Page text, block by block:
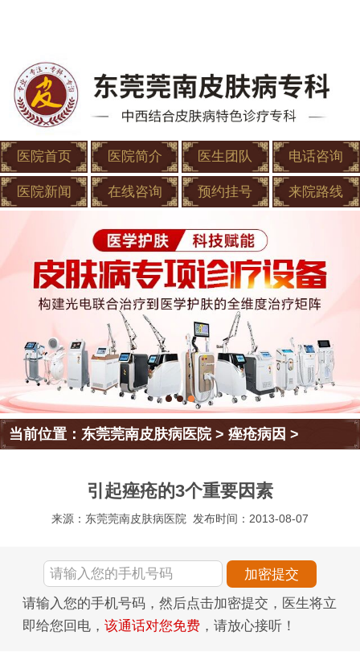
医院首页 医院简介 医生团队 电话咨询
医院新闻 在线咨询 预约挂号 来院路线
当前位置：东莞莞南皮肤病医院>痤疮病因 >
引起痤疮的3个重要因素
来源：东莞莞南皮肤病医院 发布时间：2013-08-07
请输入您的手机号码，然后点击加密提交，医生将立
即给您回电， 该通话对您免费 ，请放心接听！